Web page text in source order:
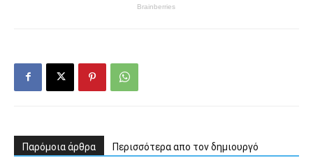
Παρόμοια άρθρα Περισσότερα απο τον δημιουργό